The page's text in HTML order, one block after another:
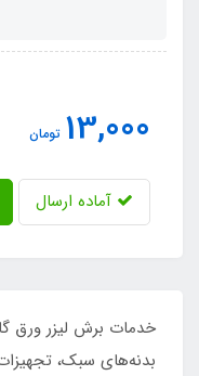
13,000 تومان
آماده ارسال
بدنه‌های سبک،